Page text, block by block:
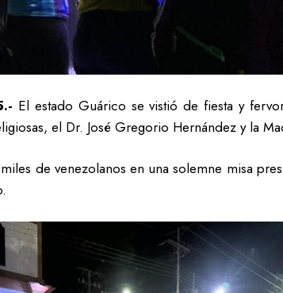
El estado Guárico se vistió de fiesta y
el Dr. José Gregorio Hernández y la
de venezolanos en una solemne misa